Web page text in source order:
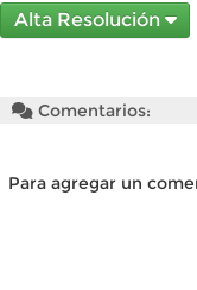
Alta Resolución
Comentarios:
Para agregar un